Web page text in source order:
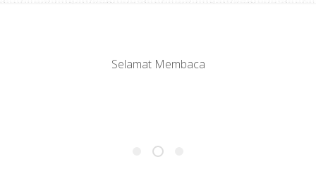
Selamat Membaca